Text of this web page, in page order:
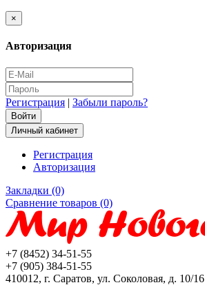
×
Авторизация
Регистрация | Забыли пароль?
Личный кабинет
Регистрация
Авторизация
Закладки (0)
Сравнение товаров (0)
+7 (8452) 34-51-55
+7 (905) 384-51-55
410012, г. Саратов, ул. Соколовая, д. 10/16